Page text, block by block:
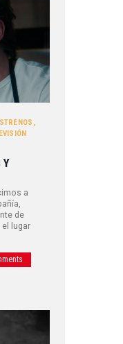
,
Y
a
de
lugar